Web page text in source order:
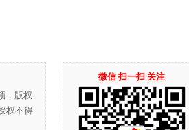
微信 扫一扫 关注
，版权
权不得